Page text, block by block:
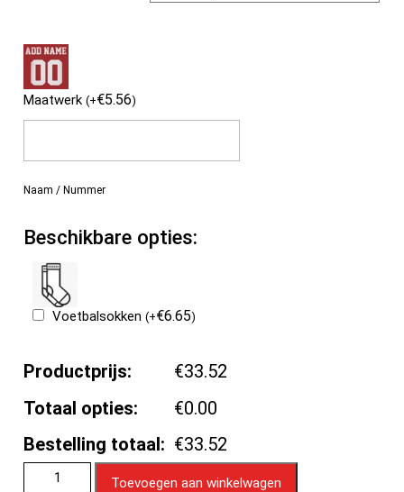
Maatwerk(+€5.56)
Naam / Nummer
Beschikbare opties:
Voetbalsokken(+€6.65)
Productprijs:
€33.52
Totaal opties:
€0.00
Bestelling totaal: €33.52
Toevoegen aan winkelwagen